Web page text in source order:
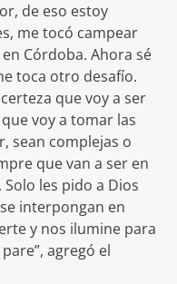
de eso estoy
me tocó campear
Córdoba. Ahora sé
toca otro desafío.
que voy a ser
voy a tomar las
sean complejas o
que van a ser en
les pido a Dios
interpongan en
y nos ilumine para
agregó el